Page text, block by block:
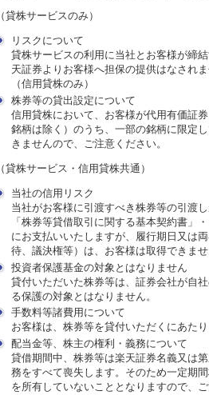
（貸株サービスのみ）
リスクについて
貸株サービスの利用に当社とお客様が締
天証券よりお客様へ担保の提供はなされ
（信用貸株のみ）
株券等の貸出設定について
信用貸株において、お客様が代用有価証
銘柄は除く）のうち、一部の銘柄に限定
きませんので、ご注意ください。
（貸株サービス・信用貸株共通）
当社の信用リスク
当社がお客様に引渡すべき株券等の引渡
「株券等貸借取引に関する基本契約書」
にお支払いいたしますが、履行期日又は
待、議決権等）は、お客様は取得できま
投資者保護基金の対象とはなりません
貸付いただいた株券等は、証券会社が自
る保護の対象とはなりません。
手数料等諸費用について
お客様は、株券等を貸付いただくにあた
配当金等、株主の権利・義務について
貸借期間中、株券等は楽天証券名義又は
務をすべて喪失します。そのため一定期
を所有していないこととなりますので、